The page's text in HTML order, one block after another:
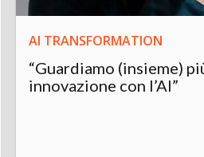
AI TRANSFORMATION
“Guardiamo (insieme)
innovazione con l’AI”